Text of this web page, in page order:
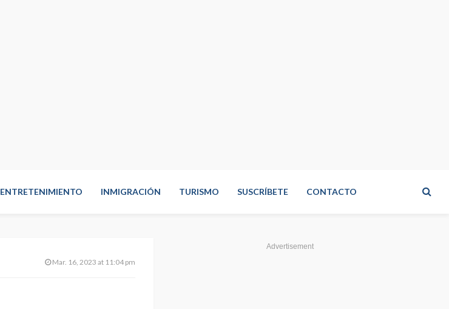
ENTRETENIMIENTO INMIGRACIÓN TURISMO SUSCRÍBETE CONTACTO
Mar. 16, 2023 at 11:04 pm
Advertisement